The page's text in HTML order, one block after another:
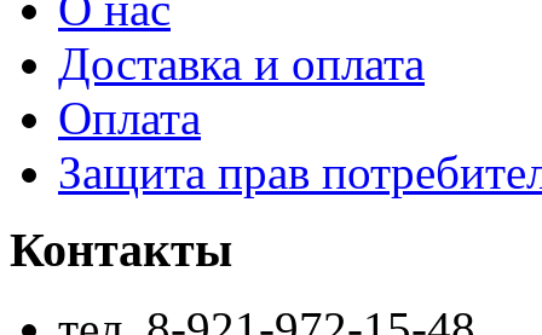
Доставка и оплата
Оплата
Защита прав
Контакты